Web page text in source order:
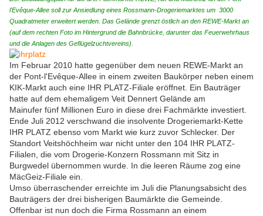
l'Evêque-Allee soll zur Ansiedlung eines Rossmann-Drogeriemarktes um 3000
Quadratmeter erweitert werden. Das Gelände grenzt östlich an den REWE-Markt an
(auf dem rechten Foto im Hintergrund die Bahnbrücke, darunter das Feuerwehrhaus
und die Anlagen des Geflügelzuchtvereins).
Im Februar 2010 hatte gegenüber dem neuen REWE-Markt an
der Pont-l'Evêque-Allee in einem zweiten Baukörper neben einem
KIK-Markt auch eine IHR PLATZ-Filiale eröffnet. Ein Bauträger
hatte auf dem ehemaligem Veit Dennert Gelände am
Mainufer fünf Millionen Euro in diese drei Fachmärkte investiert.
Ende Juli 2012 verschwand die insolvente Drogeriemarkt-Kette
IHR PLATZ ebenso vom Markt wie kurz zuvor Schlecker. Der
Standort Veitshöchheim war nicht unter den 104 IHR PLATZ-
Filialen, die vom Drogerie-Konzern Rossmann mit Sitz in
Burgwedel übernommen wurde. In die leeren Räume zog eine
MäcGeiz-Filiale ein.
Umso überraschender erreichte im Juli die Planungsabsicht des
Bauträgers der drei bisherigen Baumärkte die Gemeinde.
Offenbar ist nun doch die Firma Rossmann an einem